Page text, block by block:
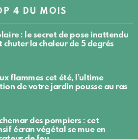
4 DU MOIS
: le secret de pose inattendu
chuter la chaleur de 5 degrés
flammes cet été, l’ultime
de votre jardin pousse au ras
des pompiers : cet
écran végétal se mue en